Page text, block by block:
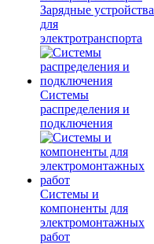
Зарядные устройства
для
электротранспорта
Системы
распределения и
подключения
Системы и
компоненты для
электромонтажных
работ